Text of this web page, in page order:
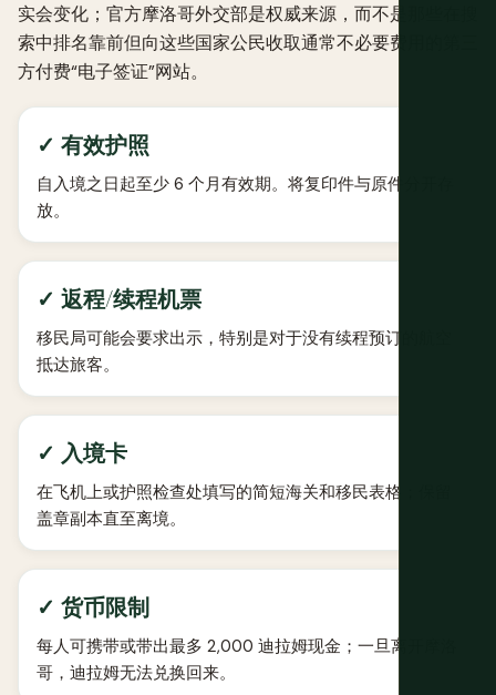
实会变化；官方摩洛哥外交部是权威来源，而不是那些在搜
索中排名靠前但向这些国家公民收取通常不必要费用的第三
方付费“电子签证”网站。
✓ 有效护照
自入境之日起至少 6 个月有效期。将复印件与原件分开存
放。
✓ 返程/续程机票
移民局可能会要求出示，特别是对于没有续程预订的航空
抵达旅客。
✓ 入境卡
在飞机上或护照检查处填写的简短海关和移民表格；保留
盖章副本直至离境。
✓ 货币限制
每人可携带或带出最多 2,000 迪拉姆现金；一旦离开摩洛
哥，迪拉姆无法兑换回来。